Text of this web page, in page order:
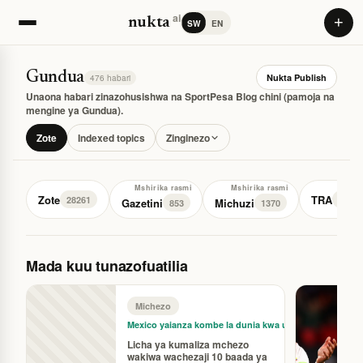
nuktaai SW EN +
Gundua 476 habari Nukta Publish
Unaona habari zinazohusishwa na SportPesa Blog chini (pamoja na
mengine ya Gundua).
Zote
Indexed topics Zinginezo
Zote 28261
Mshirika rasmi
Gazetini 853
Mshirika rasmi
Michuzi 1370 TRA
Mada kuu tunazofuatilia
Michezo
Mexico yaianza kombe la dunia kwa u…
Licha ya kumaliza mchezo
wakiwa wachezaji 10 baada ya